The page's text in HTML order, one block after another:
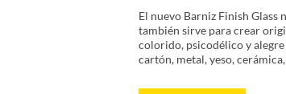
El nuevo Barniz Finish Glass
también sirve para crear
colorido, psicodélico y
cartón, metal, yeso,